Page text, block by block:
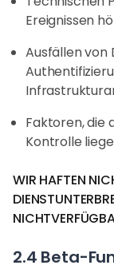
Ereignissen
Ausfällen
Faktoren, die
Kontrolle
WIR HAFTEN
2.4 Beta-